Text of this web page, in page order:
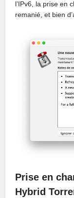
l’IPv6, la prise en
remanié, et bien
Prise en
Hybrid